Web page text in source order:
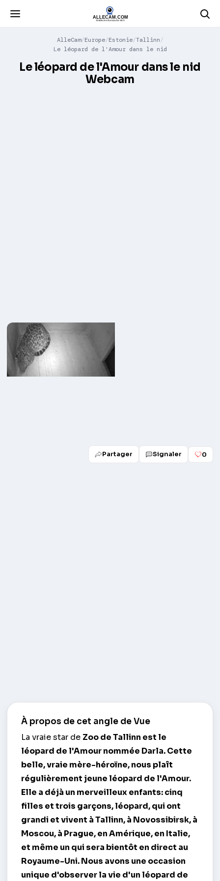
AlleCam Europe Estonie Tallinn
Le léopard de l'Amour dans le nid
Le léopard de l'Amour dans le nid
Webcam
Partager Signaler 0
À propos de cet angle de Vue
La vraie star de Zoo de Tallinn est le
léopard de l'Amour nommée Darla. Cette
belle, vraie mère-héroïne, nous plaît
régulièrement jeune léopard de l'Amour.
Elle a déjà un merveilleux enfants: cinq
filles et trois garçons, léopard, qui ont
grandi et vivent à Tallinn, à Novossibirsk, à
Moscou, à Prague, en Amérique, en Italie,
et même un qui sera bientôt en direct au
Royaume-Uni. Nous avons une occasion
unique d'observer la vie d'un léopard de